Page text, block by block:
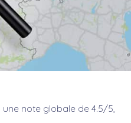
note globale de 4.5/5,